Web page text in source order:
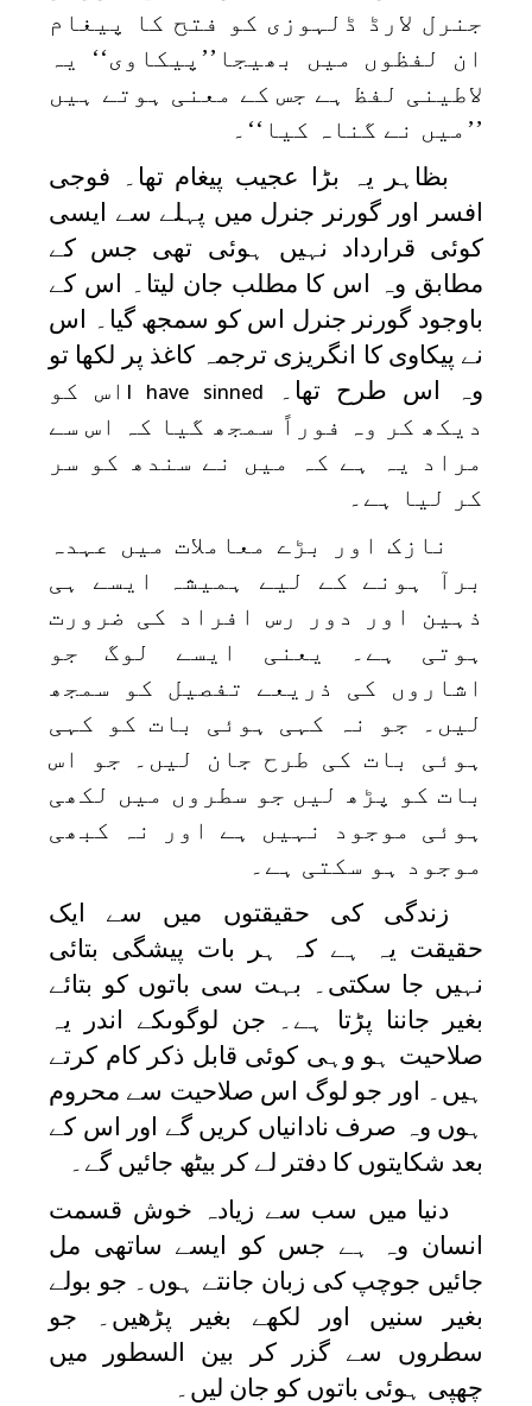
جنرل لارڈ ڈلہوزی کو فتح کا پیغام
ان لفظوں میں بھیجا’’پیکاوی‘‘ یہ
لاطینی لفظ ہے جس کے معنی ہوتے ہیں
’’میں نے گناہ کیا‘‘۔
بظاہر یہ بڑا عجیب پیغام تھا۔ فوجی
افسر اور گورنر جنرل میں پہلے سے ایسی
کوئی قرارداد نہیں ہوئی تھی جس کے
مطابق وہ اس کا مطلب جان لیتا۔ اس کے
باوجود گورنر جنرل اس کو سمجھ گیا۔ اس
نے پیکاوی کا انگریزی ترجمہ کاغذ پر لکھا تو
وہ اس طرح تھا۔ I have sinned اس کو
دیکھ کر وہ فوراً سمجھ گیا کہ اس سے
مراد یہ ہے کہ میں نے سندھ کو سر
کر لیا ہے۔
نازک اور بڑے معاملات میں عہدہ
برآ ہونے کے لیے ہمیشہ ایسے ہی
ذہین اور دور رس افراد کی ضرورت
ہوتی ہے۔ یعنی ایسے لوگ جو
اشاروں کی ذریعے تفصیل کو سمجھ
لیں۔ جو نہ کہی ہوئی بات کو کہی
ہوئی بات کی طرح جان لیں۔ جو اس
بات کو پڑھ لیں جو سطروں میں لکھی
ہوئی موجود نہیں ہے اور نہ کبھی
موجود ہو سکتی ہے۔
زندگی کی حقیقتوں میں سے ایک
حقیقت یہ ہے کہ ہر بات پیشگی بتائی
نہیں جا سکتی۔ بہت سی باتوں کو بتائے
بغیر جاننا پڑتا ہے۔ جن لوگوںکے اندر یہ
صلاحیت ہو وہی کوئی قابل ذکر کام کرتے
ہیں۔ اور جو لوگ اس صلاحیت سے محروم
ہوں وہ صرف نادانیاں کریں گے اور اس کے
بعد شکایتوں کا دفتر لے کر بیٹھ جائیں گے۔
دنیا میں سب سے زیادہ خوش قسمت
انسان وہ ہے جس کو ایسے ساتھی مل
جائیں جوچپ کی زبان جانتے ہوں۔ جو بولے
بغیر سنیں اور لکھے بغیر پڑھیں۔ جو
سطروں سے گزر کر بین السطور میں
چھپی ہوئی باتوں کو جان لیں۔